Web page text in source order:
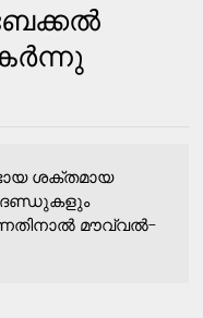
ശക്തമായ
ദണ്ഡുകളും
മൗവ്വല്‍-